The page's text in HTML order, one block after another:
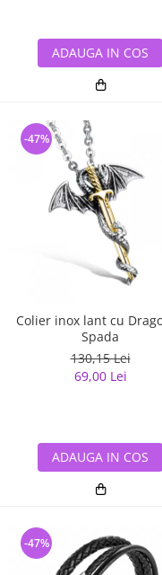
ADAUGA IN COS
Colier inox lant cu
Spada
130,15 Lei
69,00 Lei
-47%
ADAUGA IN COS
-47%